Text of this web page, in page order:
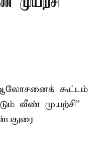
கூட்டம்
வீண் முயற்சி”